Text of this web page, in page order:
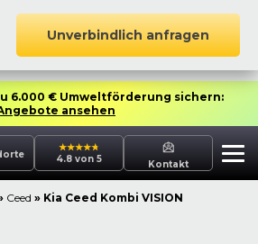
Unverbindlich anfragen
6.000 € Umweltförderung sichern:
ansehen
4.8 von 5 Kontakt
Ceed » Kia Ceed Kombi VISION